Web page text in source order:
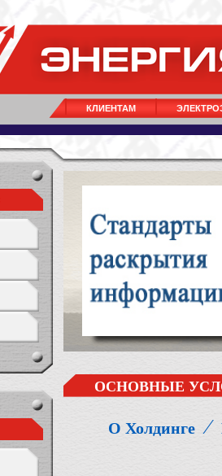
КЛИЕНТАМ
ОСНОВНЫЕ
О Холдинге ⁄